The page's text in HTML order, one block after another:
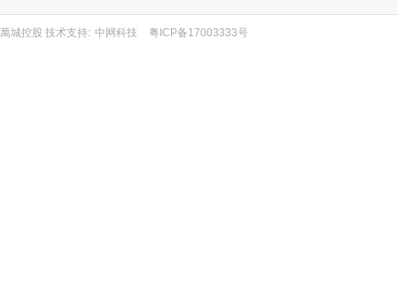
萬城控股 技术支持: 中网科技 粤ICP备17003333号